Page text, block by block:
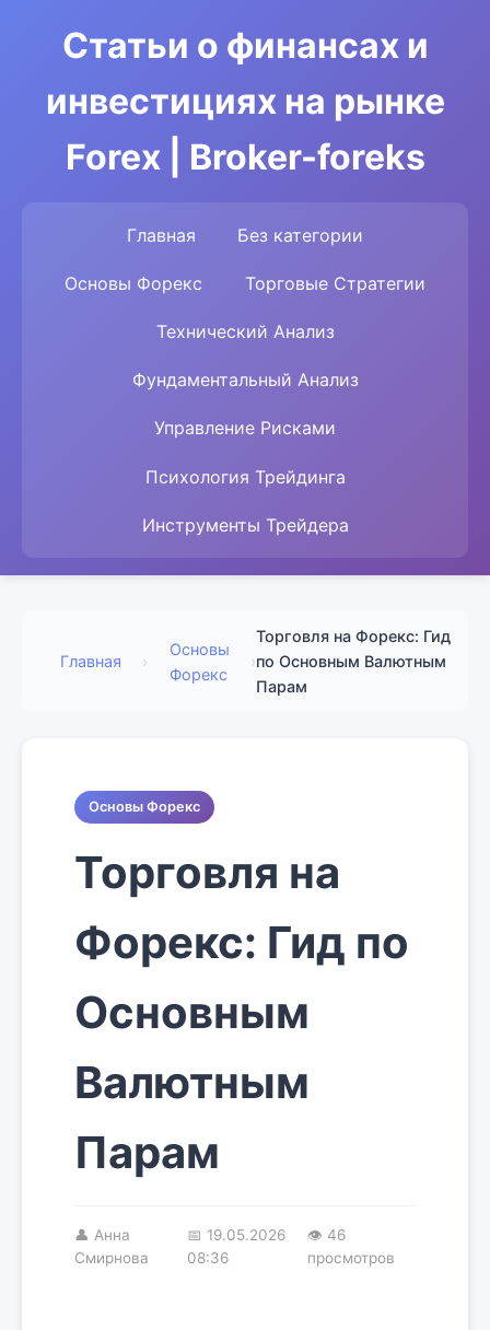
Статьи о финансах и
инвестициях на рынке
Forex | Broker-foreks
Главная Без категории
Основы Форекс Торговые Стратегии
Технический Анализ
Фундаментальный Анализ
Управление Рисками
Психология Трейдинга
Инструменты Трейдера
Главная ›
Основы
Форекс
›
Торговля на Форекс: Гид
по Основным Валютным
Парам
Основы Форекс
Торговля на
Форекс: Гид по
Основным
Валютным
Парам
👤 Анна
Смирнова
📅 19.05.2026
08:36
👁 46
просмотров